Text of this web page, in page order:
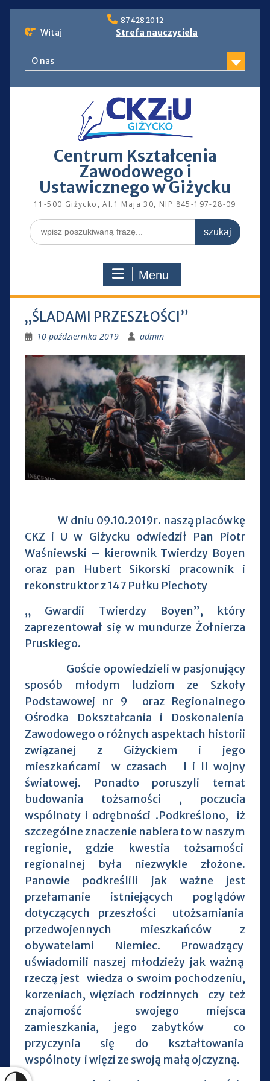
to
87 428 20 12
Witaj Strefa nauczyciela
O nas
Centrum Kształcenia
Zawodowego i
Ustawicznego w Giżycku
11-500 Giżycko, Al.1 Maja 30, NIP 845-197-28-09
Search
for:
Menu
„ŚLADAMI PRZESZŁOŚCI”
10 października 2019 admin
W dniu 09.10.2019r. naszą placówkę
CKZ i U w Giżycku odwiedził Pan Piotr
Waśniewski – kierownik Twierdzy Boyen
oraz pan Hubert Sikorski pracownik i
rekonstruktor z 147 Pułku Piechoty
„ Gwardii Twierdzy Boyen”, który
zaprezentował się w mundurze Żołnierza
Pruskiego.
Goście opowiedzieli w pasjonujący
sposób młodym ludziom ze Szkoły
Podstawowej nr 9 oraz Regionalnego
Ośrodka Dokształcania i Doskonalenia
Zawodowego o różnych aspektach historii
związanej z Giżyckiem i jego
mieszkańcami w czasach I i II wojny
światowej. Ponadto poruszyli temat
budowania tożsamości , poczucia
wspólnoty i odrębności .Podkreślono, iż
szczególne znaczenie nabiera to w naszym
regionie, gdzie kwestia tożsamości
regionalnej była niezwykle złożone.
Panowie podkreślili jak ważne jest
przełamanie istniejących poglądów
dotyczących przeszłości utożsamiania
przedwojennych mieszkańców z
obywatelami Niemiec. Prowadzący
uświadomili naszej młodzieży jak ważną
rzeczą jest wiedza o swoim pochodzeniu,
korzeniach, więziach rodzinnych czy też
znajomość swojego miejsca
zamieszkania, jego zabytków co
przyczynia się do kształtowania
wspólnoty i więzi ze swoją małą ojczyzną.